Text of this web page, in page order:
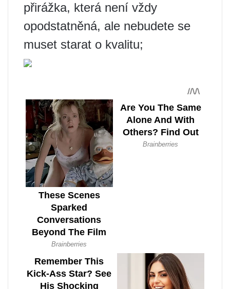
přirážka, která není vždy
opodstatněná, ale nebudete se
muset starat o kvalitu;